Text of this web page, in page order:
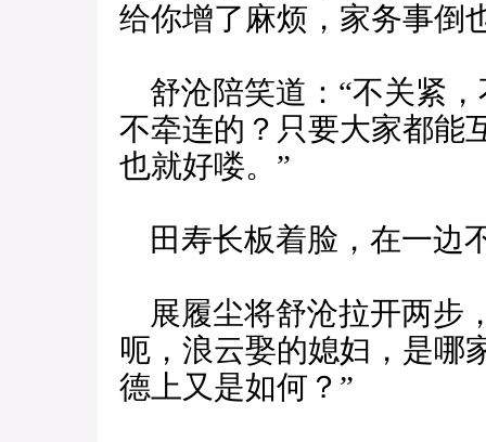
给你增了麻烦，家务事
舒沧陪笑道：“不关紧
不牵连的？只要大家都能
也就好喽。”
田寿长板着脸，在一边
展履尘将舒沧拉开两步
呃，浪云娶的媳妇，是哪
德上又是如何？”